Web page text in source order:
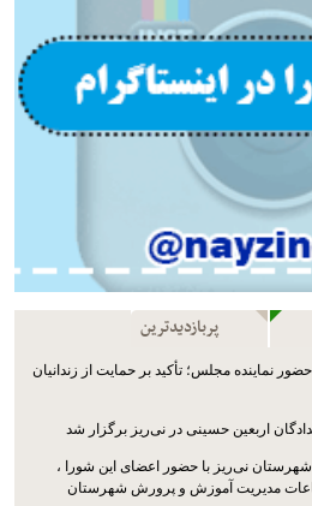
پربازدیدترین
نماینده مجلس؛ تأکید بر حمایت از زندانیان
اربعین حسینی در نی‌ریز برگزار شد
نی‌ریز با حضور اعضای این شورا ،
اجتماعات مدیریت آموزش و پرورش شهرستان